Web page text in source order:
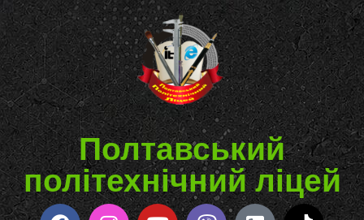
Полтавський
політехнічний ліцей